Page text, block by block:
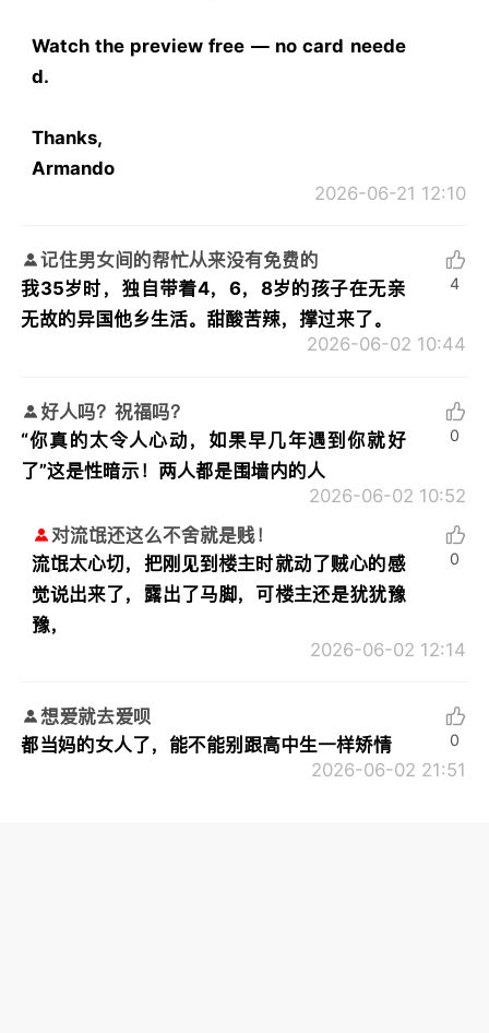
Watch the preview free — no card neede
d.
Thanks,
Armando
2026-06-21 12:10
记住男女间的帮忙从来没有免费的
我35岁时，独自带着4，6，8岁的孩子在无亲
无故的异国他乡生活。甜酸苦辣，撑过来了。
2026-06-02 10:44
4
好人吗？祝福吗？
“你真的太令人心动，如果早几年遇到你就好
了”这是性暗示！两人都是围墙内的人
2026-06-02 10:52
0
对流氓还这么不舍就是贱！
流氓太心切，把刚见到楼主时就动了贼心的感
觉说出来了，露出了马脚，可楼主还是犹犹豫
豫，
2026-06-02 12:14
0
想爱就去爱呗
都当妈的女人了，能不能别跟高中生一样矫情
2026-06-02 21:51
0